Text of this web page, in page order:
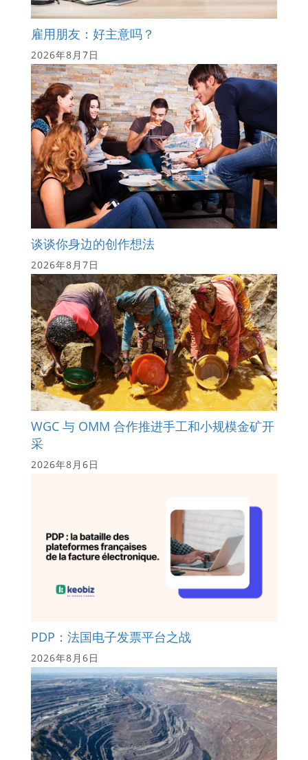
雇用朋友：好主意吗？
2026年8月7日
谈谈你身边的创作想法
2026年8月7日
WGC 与 OMM 合作推进手工和小规模金矿开
采
2026年8月6日
PDP：法国电子发票平台之战
2026年8月6日